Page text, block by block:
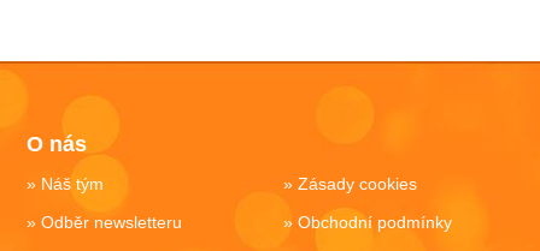
O nás
Náš tým
Odběr newsletteru
Zásady cookies
Obchodní podmínky